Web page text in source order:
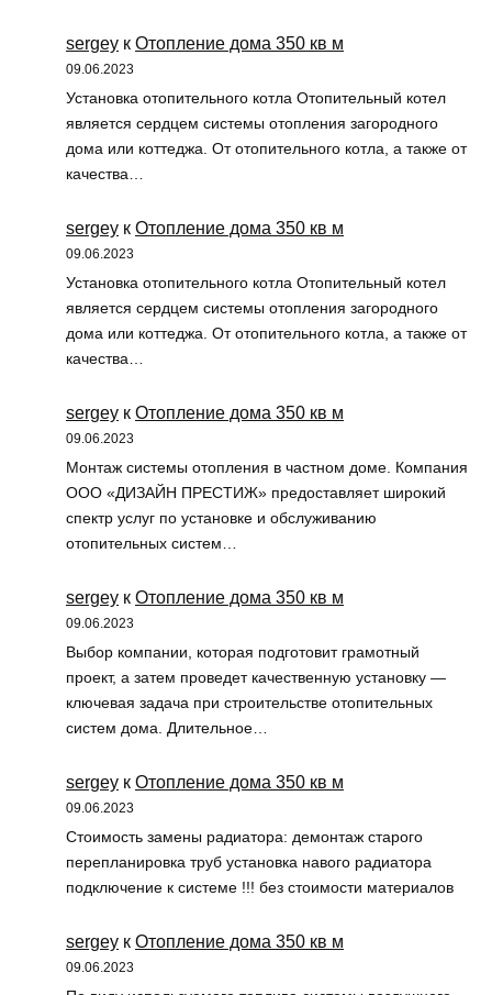
sergey к Отопление дома 350 кв м
09.06.2023
Установка отопительного котла Отопительный котел
является сердцем системы отопления загородного
дома или коттеджа. От отопительного котла, а также от
качества…
sergey к Отопление дома 350 кв м
09.06.2023
Установка отопительного котла Отопительный котел
является сердцем системы отопления загородного
дома или коттеджа. От отопительного котла, а также от
качества…
sergey к Отопление дома 350 кв м
09.06.2023
Монтаж системы отопления в частном доме. Компания
ООО «ДИЗАЙН ПРЕСТИЖ» предоставляет широкий
спектр услуг по установке и обслуживанию
отопительных систем…
sergey к Отопление дома 350 кв м
09.06.2023
Выбор компании, которая подготовит грамотный
проект, а затем проведет качественную установку —
ключевая задача при строительстве отопительных
систем дома. Длительное…
sergey к Отопление дома 350 кв м
09.06.2023
Стоимость замены радиатора: демонтаж старого
перепланировка труб установка навого радиатора
подключение к системе !!! без стоимости материалов
sergey к Отопление дома 350 кв м
09.06.2023